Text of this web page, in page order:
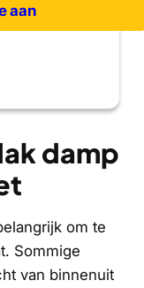
aan
damp
om te
Sommige
van binnenuit